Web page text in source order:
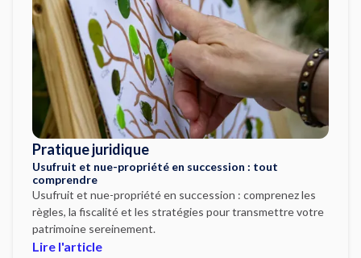
Pratique juridique
Usufruit et nue-propriété en succession : tout
comprendre
Usufruit et nue-propriété en succession : comprenez les
règles, la fiscalité et les stratégies pour transmettre votre
patrimoine sereinement.
Lire l'article